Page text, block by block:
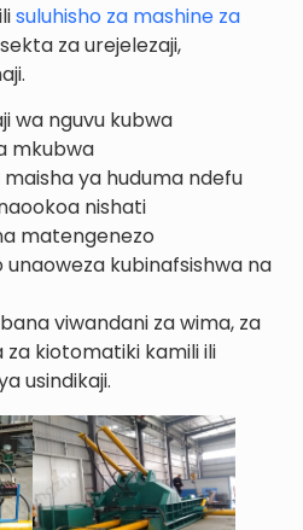
suluhisho za mashine za
za urejelezaji,
wa nguvu kubwa
mkubwa
ya huduma ndefu
nishati
matengenezo
unaoweza kubinafsishwa na
viwandani za wima, za
kiotomatiki kamili ili
usindikaji.